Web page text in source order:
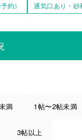
約）
通気口あり・砂
満 1帖〜2帖未満
3帖以上